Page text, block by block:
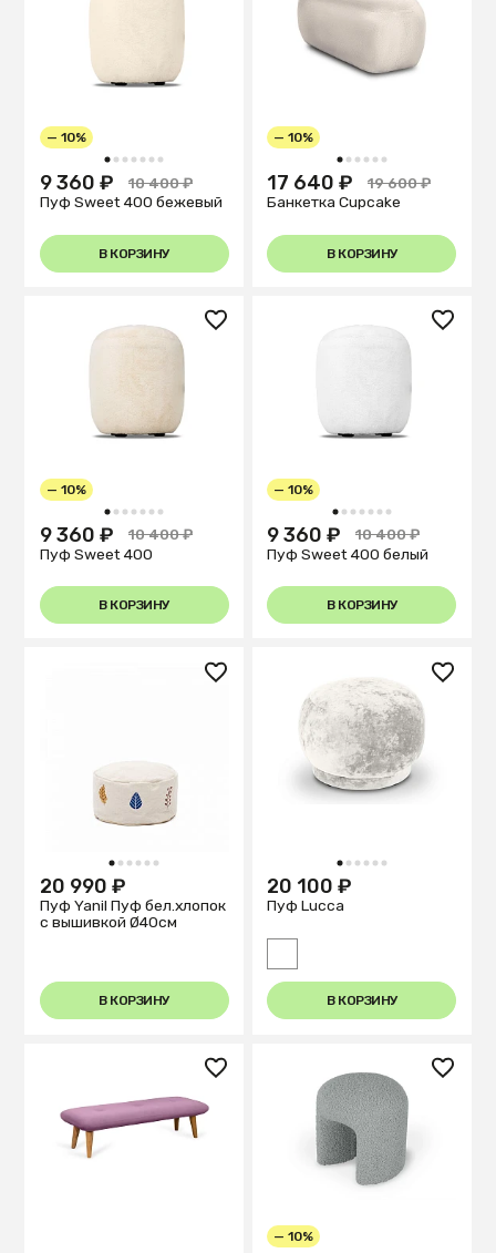
1 2 3 4 5 6 7
— 10%
9 360 ₽
10 400 ₽
Пуф Sweet 400 бежевый
В КОРЗИНУ
1 2 3 4 5 6
— 10%
17 640 ₽
19 600 ₽
Банкетка Cupcake
В КОРЗИНУ
1 2 3 4 5 6 7
— 10%
9 360 ₽
10 400 ₽
Пуф Sweet 400
В КОРЗИНУ
1 2 3 4 5 6 7
— 10%
9 360 ₽
10 400 ₽
Пуф Sweet 400 белый
В КОРЗИНУ
1 2 3 4 5 6
20 990 ₽
Пуф Yanil Пуф бел.хлопок
с вышивкой Ø40см
В КОРЗИНУ
1 2 3 4 5 6
20 100 ₽
Пуф Lucca
В КОРЗИНУ
— 10%